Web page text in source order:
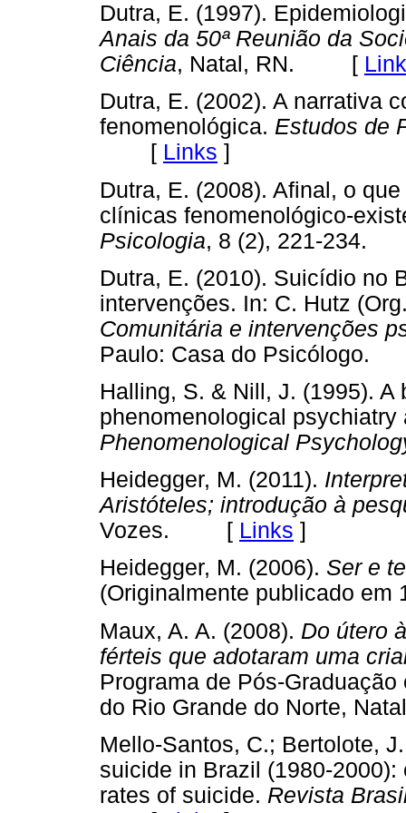
Dutra, E. (1997).
Anais da 50ª Reunião da
Ciência, Natal, RN. [
Dutra, E. (2002). A narrativa
fenomenológica. Estudos de
[ Links ]
Dutra, E. (2008). Afinal, o
clínicas fenomenológico-
Psicologia, 8 (2), 221-
Dutra, E. (2010). Suicídio no
intervenções. In: C. Hutz
Comunitária e intervenções
Paulo: Casa do
Halling, S. & Nill, J. (1995).
phenomenological
Phenomenological
Heidegger, M. (2011).
Aristóteles; introdução à
Vozes. [ Links ]
Heidegger, M. (2006). Ser e
(Originalmente publicado
Maux, A. A. (2008). Do útero
férteis que adotaram uma
Programa de Pós-
do Rio Grande do Norte,
Mello-Santos, C.; Bertolote,
suicide in Brazil (1980-
rates of suicide. Revista